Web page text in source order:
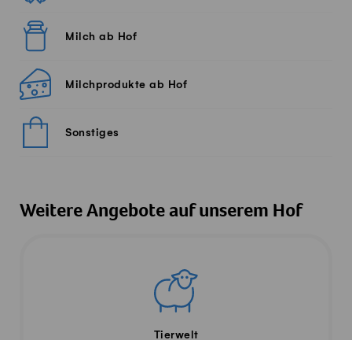
Milch ab Hof
Milchprodukte ab Hof
Sonstiges
Weitere Angebote auf unserem Hof
Tierwelt